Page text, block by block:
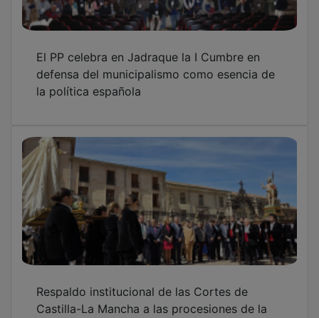
El PP celebra en Jadraque la I Cumbre en
defensa del municipalismo como esencia de
la política española
Respaldo institucional de las Cortes de
Castilla-La Mancha a las procesiones de la